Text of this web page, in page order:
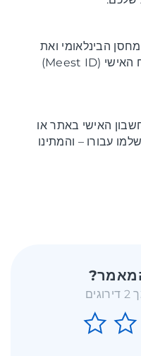
הבינלאומי ואת
מספרו, והוסיפו את מספר הלקוח האישי (Meest ID)
האישי באתר או
עבורו – והמתינו